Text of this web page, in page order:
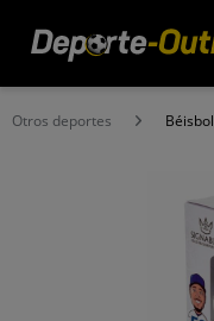
Otros deportes Béisbol